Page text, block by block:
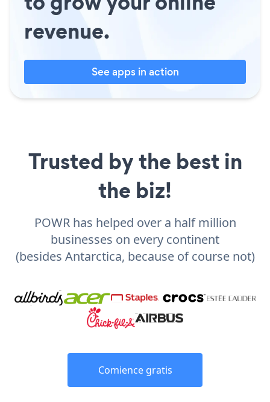
revenue.
See apps in action
Trusted by the best in
the biz!
POWR has helped over a half million
businesses on every continent
(besides Antarctica, because of course not)
Comience gratis